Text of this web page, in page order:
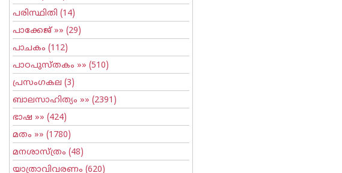
പരിസ്ഥിതി (14)
പാക്കേജ് »» (29)
പാചകം (112)
പാഠപുസ്തകം »» (510)
പ്രസംഗകല (3)
ബാലസാഹിത്യം »» (2391)
ഭാഷ »» (424)
മതം »» (1780)
മനശാസ്ത്രം (48)
യാത്രാവിവരണം (620)